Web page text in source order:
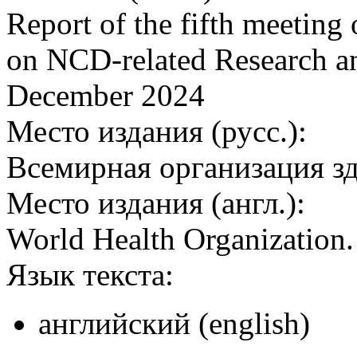
Report of the fifth meeting
on NCD-related Research
December 2024
Место издания (русс.):
Всемирная организация
Место издания (англ.):
World Health
Язык текста:
английский (english)